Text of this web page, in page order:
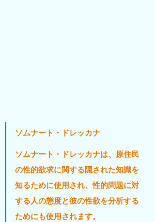
ソムナート・ドレッカナ
ソムナート・ドレッカナは、原住民
の性的欲求に関する隠された知識を
知るために使用され、性的問題に対
する人の態度と彼の性欲を分析する
ためにも使用されます。